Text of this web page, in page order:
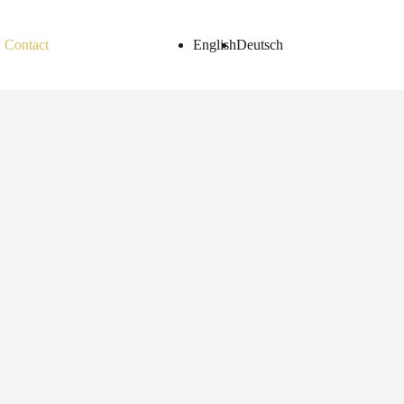
Contact EnglishDeutsch